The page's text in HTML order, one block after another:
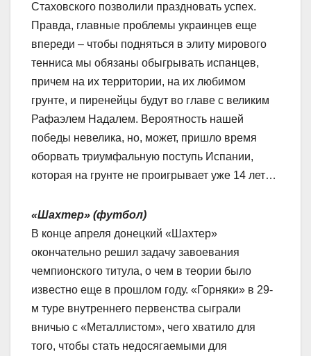
Стаховского позволили праздновать успех.
Правда, главные проблемы украинцев еще
впереди – чтобы подняться в элиту мирового
тенниса мы обязаны обыгрывать испанцев,
причем на их территории, на их любимом
грунте, и пиренейцы будут во главе с великим
Рафаэлем Надалем. Вероятность нашей
победы невелика, но, может, пришло время
оборвать триумфальную поступь Испании,
которая на грунте не проигрывает уже 14 лет…
«Шахтер» (футбол)
В конце апреля донецкий «Шахтер»
окончательно решил задачу завоевания
чемпионского титула, о чем в теории было
известно еще в прошлом году. «Горняки» в 29-
м туре внутреннего первенства сыграли
вничью с «Металлистом», чего хватило для
того, чтобы стать недосягаемыми для